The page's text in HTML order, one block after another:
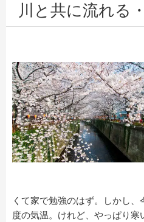
川と共に流れる
くて家で勉強のはず。しかし
度の気温。けれど、やっぱり寒